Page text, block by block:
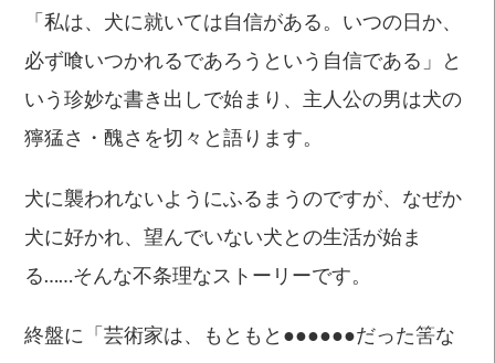
「私は、犬に就いては自信がある。いつの日か、
必ず喰いつかれるであろうという自信である」と
いう珍妙な書き出しで始まり、主人公の男は犬の
獰猛さ・醜さを切々と語ります。
犬に襲われないようにふるまうのですが、なぜか
犬に好かれ、望んでいない犬との生活が始ま
る……そんな不条理なストーリーです。
終盤に「芸術家は、もともと●●●●●●だった筈な